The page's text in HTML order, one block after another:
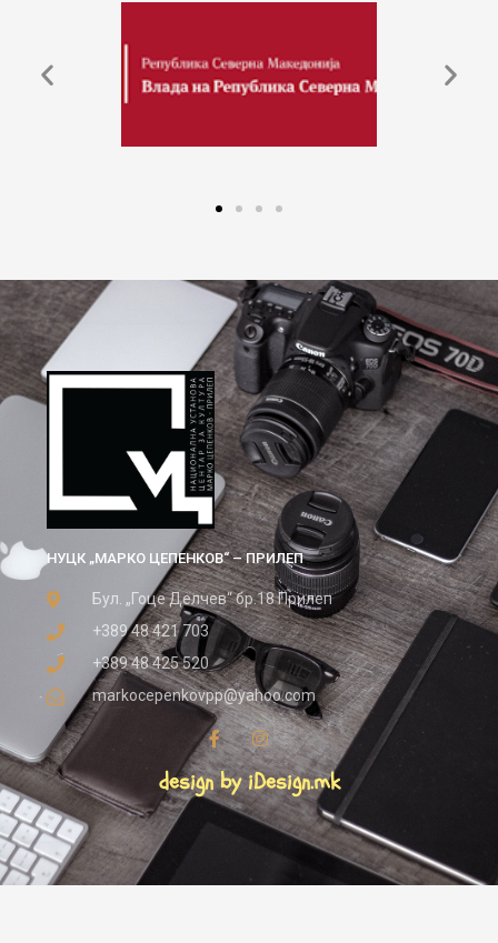
НУЦК „МАРКО ЦЕПЕНКОВ“ – ПРИЛЕП
Бул. „Гоце Делчев“ бр.18 Прилеп
+389 48 421 703
+389 48 425 520
markocepenkovpp@yahoo.com
design by iDesign.mk